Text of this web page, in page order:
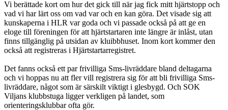
Vi berättade kort om hur det gick till när jag fick mitt hjärtstopp och
vad vi har lärt oss om vad var och en kan göra. Det visade sig att
kunskaperna i HLR var goda och vi passade också på att ge en
eloge till föreningen för att hjärtstartaren inte längre är inlåst, utan
finns tillgänglig på utsidan av kluibbhuset. Inom kort kommer den
också att registreras i Hjärtstartarregistret.
Det fanns också ett par frivilliga Sms-livräddare bland deltagarna
och vi hoppas nu att fler vill registrera sig för att bli frivilliga Sms-
livräddare, något som är särskilt viktigt i glesbygd. Och SOK
Viljans klubbstuga ligger verkligen på landet, som
orienteringsklubbar ofta gör.